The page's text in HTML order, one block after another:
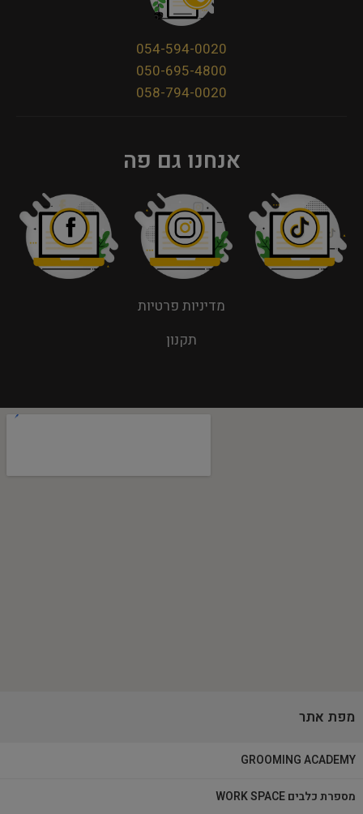
054-594-0020
050-695-4800
058-794-0020
אנחנו גם פה
מדיניות פרטיות
תקנון
מפת אתר
GROOMING ACADEMY
מספרת כלבים WORK SPACE